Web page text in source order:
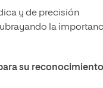
y de precisión
la
su reconocimiento